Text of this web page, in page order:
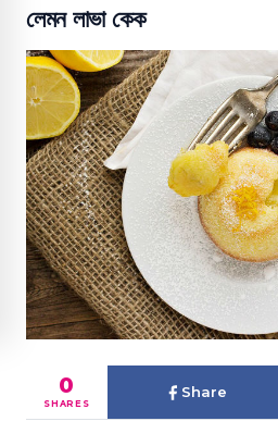
লেমন লাভা কেক
0
SHARES
Share